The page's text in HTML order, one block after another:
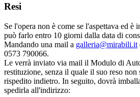
Resi
Se l'opera non è come se l'aspettava ed è
può farlo entro 10 giorni dalla data di
Mandando una mail a galleria@mirabili.it
0573 790066.
Le verrà inviato via mail il Modulo di
restituzione, senza il quale il suo reso non
rispedito indietro. In seguito, dovrà
spedirla all'indirizzo: